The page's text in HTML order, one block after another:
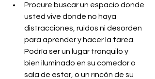
Procure buscar un espacio donde
usted vive donde no haya
distracciones, ruidos ni desorden
para aprender y hacer la tarea.
Podría ser un lugar tranquilo y
bien iluminado en su comedor o
sala de estar, o un rincón de su